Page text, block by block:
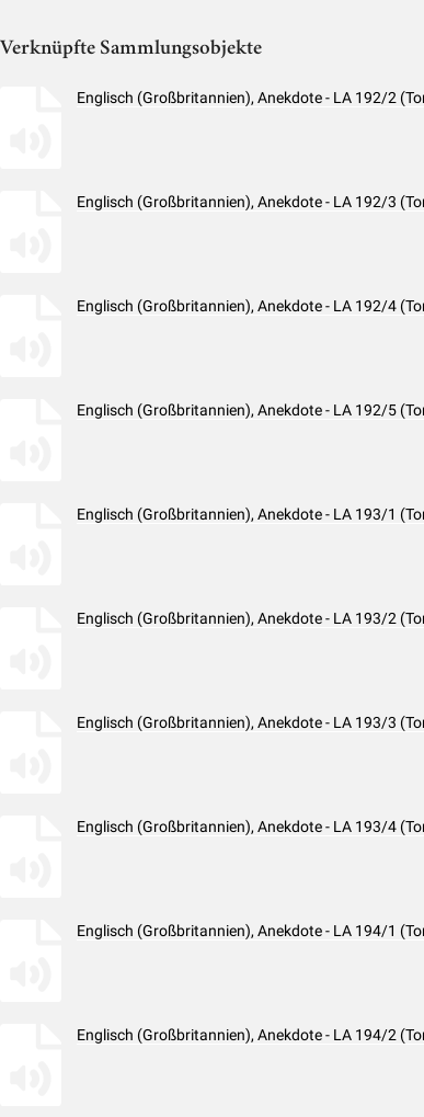
Verknüpfte Sammlungsobjekte
Englisch (Großbritannien), Anekdote - LA 192/2
Englisch (Großbritannien), Anekdote - LA 192/3
Englisch (Großbritannien), Anekdote - LA 192/4
Englisch (Großbritannien), Anekdote - LA 192/5
Englisch (Großbritannien), Anekdote - LA 193/1
Englisch (Großbritannien), Anekdote - LA 193/2
Englisch (Großbritannien), Anekdote - LA 193/3
Englisch (Großbritannien), Anekdote - LA 193/4
Englisch (Großbritannien), Anekdote - LA 194/1
Englisch (Großbritannien), Anekdote - LA 194/2